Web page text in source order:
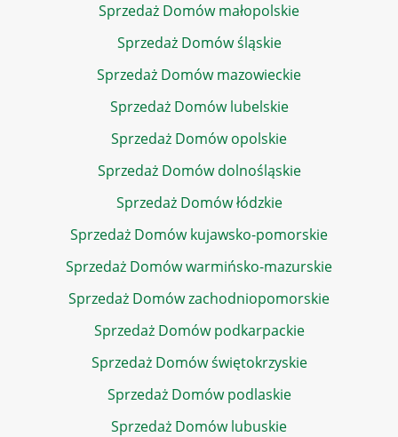
Sprzedaż Domów małopolskie
Sprzedaż Domów śląskie
Sprzedaż Domów mazowieckie
Sprzedaż Domów lubelskie
Sprzedaż Domów opolskie
Sprzedaż Domów dolnośląskie
Sprzedaż Domów łódzkie
Sprzedaż Domów kujawsko-pomorskie
Sprzedaż Domów warmińsko-mazurskie
Sprzedaż Domów zachodniopomorskie
Sprzedaż Domów podkarpackie
Sprzedaż Domów świętokrzyskie
Sprzedaż Domów podlaskie
Sprzedaż Domów lubuskie